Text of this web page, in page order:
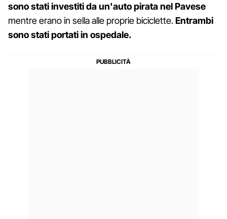
sono stati investiti da un'auto pirata nel Pavese
mentre erano in sella alle proprie biciclette.Entrambi
sono stati portati in ospedale.